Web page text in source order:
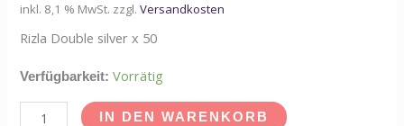
inkl. 8,1 % MwSt. zzgl.Versandkosten
Rizla Double silver x 50
Verfügbarkeit: Vorrätig
IN DEN WARENKORB